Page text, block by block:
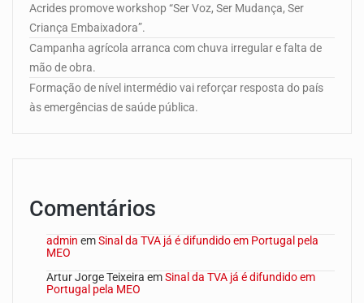
Acrides promove workshop “Ser Voz, Ser Mudança, Ser
Criança Embaixadora”.
Campanha agrícola arranca com chuva irregular e falta de
mão de obra.
Formação de nível intermédio vai reforçar resposta do país
às emergências de saúde pública.
Comentários
admin emSinal da TVA já é difundido em Portugal pela
MEO
Artur Jorge Teixeira emSinal da TVA já é difundido em
Portugal pela MEO